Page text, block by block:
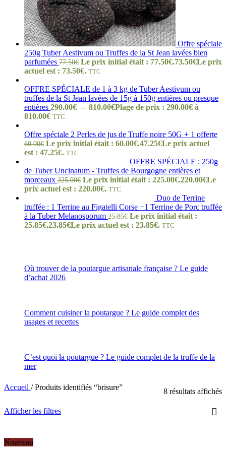
Offre spéciale
250g Tuber Aestivum ou Truffes de la St Jean lavées bien
parfumées 77.50€ Le prix initial était : 77.50€.73.50€Le prix
actuel est : 73.50€. TTC
OFFRE SPÉCIALE de 1 à 3 kg de Tuber Aestivum ou
truffes de la St Jean lavées de 15g à 150g entières ou presque
entières 290.00€ – 810.00€Plage de prix : 290.00€ à
810.00€ TTC
Offre spéciale 2 Perles de jus de Truffe noire 50G + 1 offerte
60.00€ Le prix initial était : 60.00€.47.25€Le prix actuel
est : 47.25€. TTC
OFFRE SPÉCIALE : 250g
de Tuber Uncinatum - Truffes de Bourgogne entières et
morceaux 225.00€ Le prix initial était : 225.00€.220.00€Le
prix actuel est : 220.00€. TTC
Duo de Terrine
truffée : 1 Terrine au Figatelli Corse +1 Terrine de Porc truffée
à la Tuber Melanosporum 25.85€ Le prix initial était :
25.85€.23.85€Le prix actuel est : 23.85€. TTC
Où trouver de la poutargue artisanale française ? Le guide
d’achat 2026
Comment cuisiner la poutargue ? Le guide complet des
usages et recettes
C’est quoi la poutargue ? Le guide complet de la truffe de la
mer
Accueil / Produits identifiés “brisure” 8 résultats affichés
Afficher les filtres
Nouveau